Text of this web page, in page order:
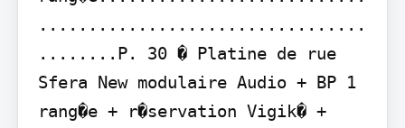
.................................
........P. 30 � Platine de rue
Sfera New modulaire Audio + BP 1
rang�e + r�servation Vigik� +